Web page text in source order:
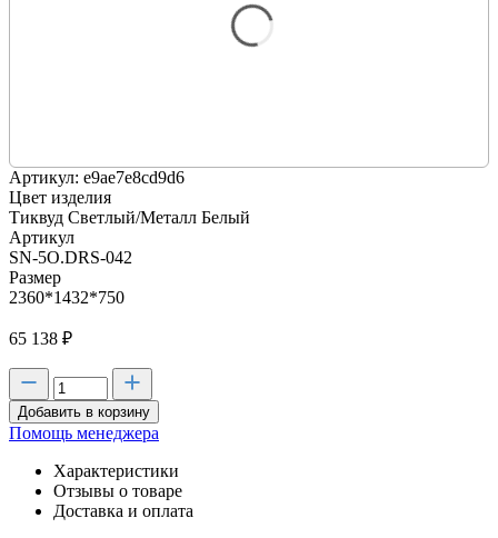
Артикул: e9ae7e8cd9d6
Цвет изделия
Тиквуд Светлый/Металл Белый
Артикул
SN-5O.DRS-042
Размер
2360*1432*750
65 138 ₽
Добавить в корзину
Помощь менеджера
Характеристики
Отзывы о товаре
Доставка и оплата